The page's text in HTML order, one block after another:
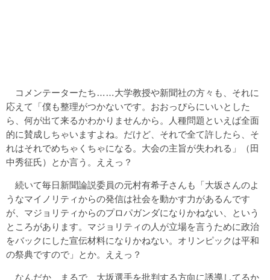
コメンテーターたち……大学教授や新聞社の方々も、それに
応えて「僕も整理がつかないです。おおっぴらにいいとした
ら、何が出て来るかわかりませんから。人種問題といえば全面
的に賛成しちゃいますよね。だけど、それで全て許したら、そ
れはそれでめちゃくちゃになる。大会の主旨が失われる」（田
中秀征氏）とか言う。ええっ？
続いて毎日新聞論説委員の元村有希子さんも「大坂さんのよ
うなマイノリティからの発信は社会を動かす力があるんです
が、マジョリティからのプロパガンダになりかねない、という
ところがあります。マジョリティの人が立場を言うために政治
をバックにした宣伝材料になりかねない。オリンピックは平和
の祭典ですので」とか。ええっ？
なんだか、まるで、大坂選手を批判する方向に誘導してるか